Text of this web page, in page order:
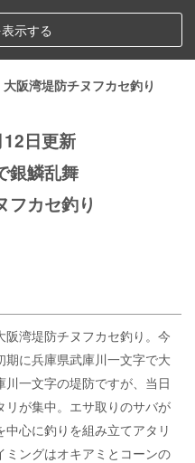
示する
阪湾堤防チヌフカセ釣り
日更新
銀鱗乱舞
フカセ釣り
湾堤防チヌフカセ釣り。今
に兵庫県武庫川一文字で大
一文字の堤防ですが、当日
が集中。エサ取りのサバが
心に釣りを組み立てアタリ
ングはオキアミとコーンの